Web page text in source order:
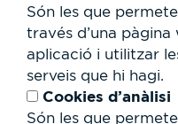
Són les que
través d’una
aplicació i utilitzar
serveis que hi hagi.
Cookies d’anàlisi
Són les que
RSC
Formulari
de
cerca
Cerca